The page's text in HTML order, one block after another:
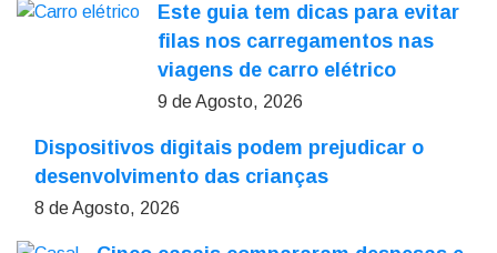
Este guia tem dicas para evitar
filas nos carregamentos nas
viagens de carro elétrico
9 de Agosto, 2026
Dispositivos digitais podem prejudicar o
desenvolvimento das crianças
8 de Agosto, 2026